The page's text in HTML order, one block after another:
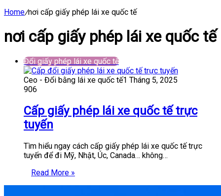
Home/nơi cấp giấy phép lái xe quốc tế
nơi cấp giấy phép lái xe quốc tế
Đổi giấy phép lái xe quốc tế
Ceo - Đổi bằng lái xe quốc tế1 Tháng 5, 2025
906
Cấp giấy phép lái xe quốc tế trực
tuyến
Tìm hiểu ngay cách cấp giấy phép lái xe quốc tế trực
tuyến để đi Mỹ, Nhật, Úc, Canada… không…
Read More »